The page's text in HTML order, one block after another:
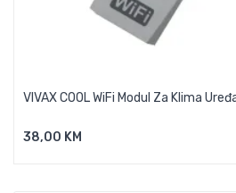
VIVAX COOL WiFi Modul Za Klima
38,00 KMDodaj U Košaricu